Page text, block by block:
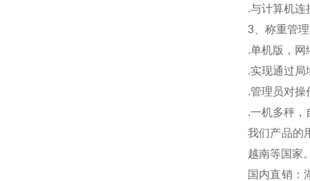
.与计算机连
3 、称重管
.单机版，网
.实现通过局
.管理员对操
.一机多秤，
我们产品的
越南等国家
国内直销：